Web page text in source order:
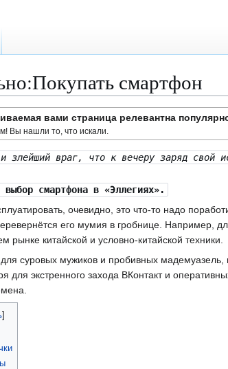
:Покупать смартфон
вами страница релевантна
Вы нашли то, что искали.
злейший враг, что к вечеру заряд свой
смартфона в «Эллегиях».
очевидно, это что-то надо
его мумия в гробнице. Например,
рынке китайской и условно-китайской техники.
для суровых мужиков и пробивных
для экстренного захода ВКонтакт и